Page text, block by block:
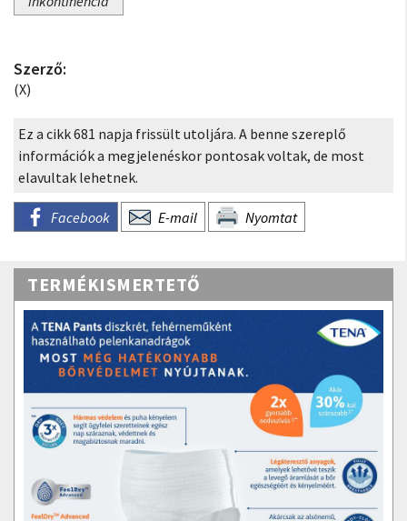
Szerző:
(X)
Ez a cikk 681 napja frissült utoljára. A benne szereplő
információk a megjelenéskor pontosak voltak, de most
elavultak lehetnek.
Facebook E-mail Nyomtat
TERMÉKISMERTETŐ